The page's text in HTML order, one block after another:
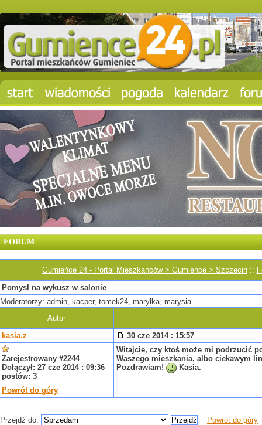
FORUM
Gumieńce 24 - Portal Mieszkańców > Gumieńce > Szczecin::
Pomysł na wykusz w salonie
Moderatorzy: admin, kacper, tomek24, marylka, marysia
Autor
kasia.z
30 cze 2014 : 15:57
Zarejestrowany #2244
Dołączył: 27 cze 2014 : 09:36
postów: 3
Witajcie, czy ktoś może mi podrzucić
Waszego mieszkania, albo ciekawym
Pozdrawiam!
Kasia.
Powrót do góry
Przejdź do: Powrót do góry